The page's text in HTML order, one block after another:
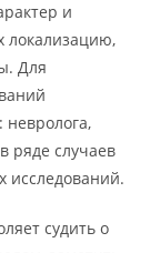
и
локализацию,
Для
невролога,
ряде случаев
исследований.
судить о